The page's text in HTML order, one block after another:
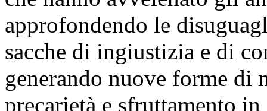
approfondendo le
sacche di ingiustizia e di
generando nuove forme di
precarietà e sfruttamento